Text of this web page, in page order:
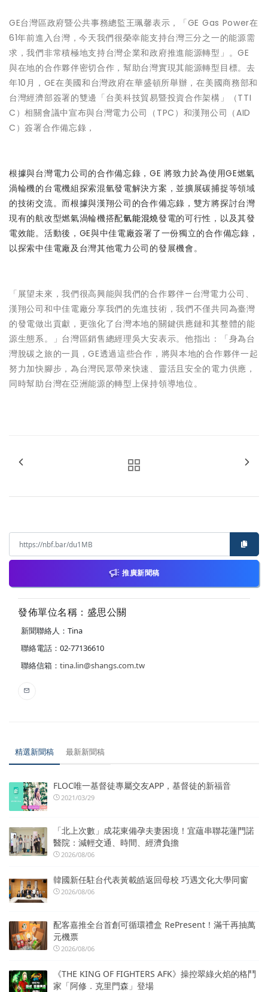
GE台灣區政府暨公共事務總監王珮馨表示，「GE Gas Power在
61年前進入台灣，今天我們很榮幸能支持台灣三分之一的能源需
求，我們非常積極地支持台灣企業和政府推進能源轉型」。GE
與在地的合作夥伴密切合作，幫助台灣實現其能源轉型目標。去
年10月，GE在美國和台灣政府在華盛頓所舉辦，在美國商務部和
台灣經濟部簽署的雙邊「台美科技貿易暨投資合作架構」（TTI
C）相關會議中宣布與台灣電力公司（TPC）和漢翔公司（AID
C）簽署合作備忘錄，
根據與台灣電力公司的合作備忘錄，GE 將致力於為使用GE燃氣
渦輪機的台電機組探索混氫發電解決方案，並擴展碳捕捉等領域
的技術交流。而根據與漢翔公司的合作備忘錄，雙方將探討台灣
現有的航改型燃氣渦輪機搭配氫能混燒發電的可行性，以及其發
電效能。活動後，GE與中佳電廠簽署了一份獨立的合作備忘錄，
以探索中佳電廠及台灣其他電力公司的發展機會。
「展望未來，我們很高興能與我們的合作夥伴—台灣電力公司、
漢翔公司和中佳電廠分享我們的先進技術，我們不僅共同為臺灣
的發電做出貢獻，更強化了台灣本地的關鍵供應鏈和其整體的能
源生態系。」台灣區銷售總經理吳大安表示。他指出：「身為台
灣脫碳之旅的一員，GE透過這些合作，將與本地的合作夥伴一起
努力加快腳步，為台灣民眾帶來快速、靈活且安全的電力供應，
同時幫助台灣在亞洲能源的轉型上保持領導地位。
推廣新聞稿
發佈單位名稱：盛思公關
新聞聯絡人：Tina
聯絡電話：02-77136610
聯絡信箱： tina.lin@shangs.com.tw
精選新聞稿 最新新聞稿
FLOC唯一基督徒專屬交友APP，基督徒的新福音
2021/03/29
「北上次數」成花東備孕夫妻困境！宜蘊串聯花蓮門諾
醫院：減輕交通、時間、經濟負擔
2026/08/06
韓國新任駐台代表黃載皓返回母校 巧遇文化大學同窗
2026/08/06
配客嘉推全台首創可循環禮盒 RePresent！滿千再抽萬
元機票
2026/08/06
《THE KING OF FIGHTERS AFK》操控翠綠火焰的格鬥
家「阿修．克里門森」登場